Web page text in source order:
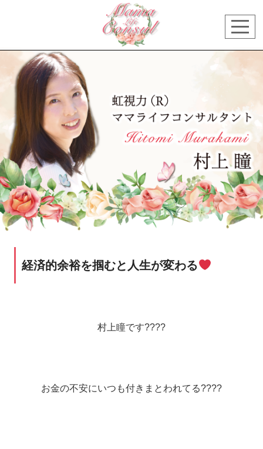
経済的余裕を掴むと人生が変わる
村上瞳です????
お金の不安にいつも付きまとわれてる????